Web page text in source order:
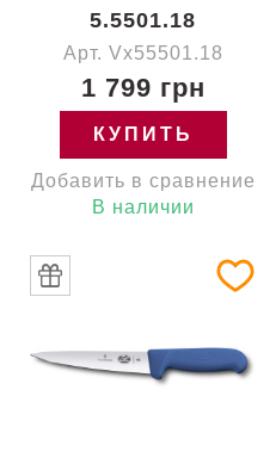
5.5501.18
Арт. Vx55501.18
1 799 грн
КУПИТЬ
Добавить в сравнение
В наличии